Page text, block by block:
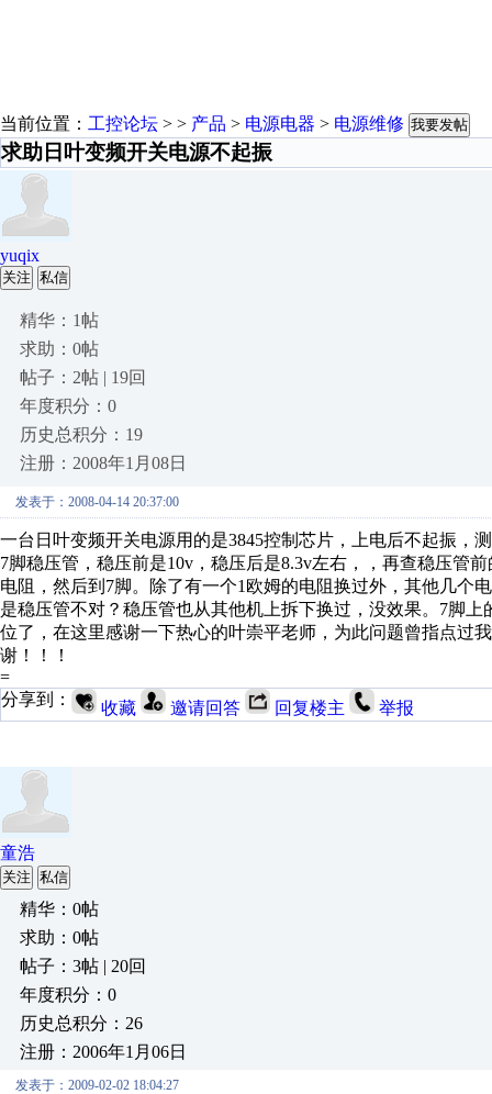
当前位置： 工控论坛 > > 产品 > 电源电器 > 电源维修 我要发帖
求助日叶变频开关电源不起振
yuqix
关注 私信
精华：1帖
求助：0帖
帖子：2帖 | 19回
年度积分：0
历史总积分：19
注册：2008年1月08日
发表于：2008-04-14 20:37:00
一台日叶变频开关电源用的是3845控制芯片，上电后不起振，
7脚稳压管，稳压前是10v，稳压后是8.3v左右，，再查稳压管
电阻，然后到7脚。除了有一个1欧姆的电阻换过外，其他几个
是稳压管不对？稳压管也从其他机上拆下换过，没效果。7脚
位了，在这里感谢一下热心的叶崇平老师，为此问题曾指点过
谢！！！
=
分享到：
收藏 邀请回答 回复楼主 举报
童浩
关注 私信
精华：0帖
求助：0帖
帖子：3帖 | 20回
年度积分：0
历史总积分：26
注册：2006年1月06日
发表于：2009-02-02 18:04:27